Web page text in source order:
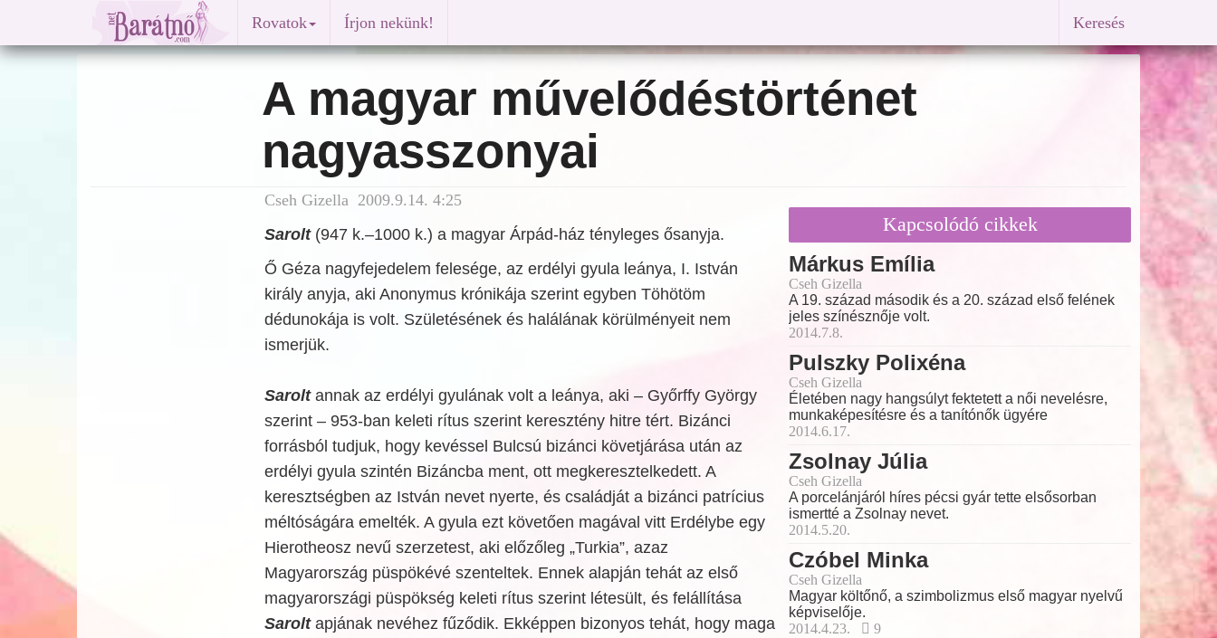
Rovatok Írjon nekünk! Keresés
A magyar művelődéstörténet
nagyasszonyai
Cseh Gizella 2009.9.14. 4:25
Sarolt(947 k.–1000 k.) a magyar Árpád-ház tényleges ősanyja.
Ő Géza nagyfejedelem felesége, az erdélyi gyula leánya, I. István
király anyja, aki Anonymus krónikája szerint egyben Töhötöm
dédunokája is volt. Születésének és halálának körülményeit nem
ismerjük.
Saroltannak az erdélyi gyulának volt a leánya, aki – Győrffy György
szerint – 953-ban keleti rítus szerint keresztény hitre tért. Bizánci
forrásból tudjuk, hogy kevéssel Bulcsú bizánci követjárása után az
erdélyi gyula szintén Bizáncba ment, ott megkeresztelkedett. A
keresztségben az István nevet nyerte, és családját a bizánci patrícius
méltóságára emelték. A gyula ezt követően magával vitt Erdélybe egy
Hierotheosz nevű szerzetest, aki előzőleg „Turkia”, azaz
Magyarország püspökévé szenteltek. Ennek alapján tehát az első
magyarországi püspökség keleti rítus szerint létesült, és felállítása
Saroltapjának nevéhez fűződik. Ekképpen bizonyos tehát, hogy maga
Kapcsolódó cikkek
Márkus Emília
Cseh Gizella
A 19. század második és a 20. század első felének
jeles színésznője volt.
2014.7.8.
Pulszky Polixéna
Cseh Gizella
Életében nagy hangsúlyt fektetett a női nevelésre,
munkaképesítésre és a tanítónők ügyére
2014.6.17.
Zsolnay Júlia
Cseh Gizella
A porcelánjáról híres pécsi gyár tette elsősorban
ismertté a Zsolnay nevet.
2014.5.20.
Czóbel Minka
Cseh Gizella
Magyar költőnő, a szimbolizmus első magyar nyelvű
képviselője.
2014.4.23.
9